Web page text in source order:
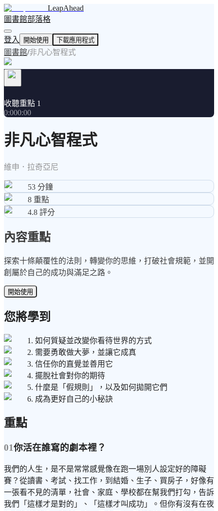
LeapAhead
圖書館部落格
登入 開始使用 下載應用程式
圖書館/非凡心智程式
收聽重點 1
0:000:00
非凡心智程式
維申．拉奇亞尼
53 分鐘
8 重點
4.8 評分
內容重點
探索十條顛覆性的法則，轉變你的思維，打破社會規範，並開
創屬於自己的成功與滿足之路。
開始使用
您將學到
1. 如何質疑並改變你看待世界的方式
2. 需要勇敢做大夢，並讓它成真
3. 信任你的直覺並善用它
4. 擺脫社會對你的期待
5. 什麼是「假規則」，以及如何拋開它們
6. 成為更好自己的小秘訣
重點
01你活在誰寫的劇本裡？
我們的人生，是不是常常感覺像在跑一場別人設定好的障礙
賽？從讀書、考試、找工作，到結婚、生子、買房子，好像有
一張看不見的清單，社會、家庭、學校都在幫我們打勾，告訴
我們「這樣才是對的」、「這樣才叫成功」。但你有沒有在夜